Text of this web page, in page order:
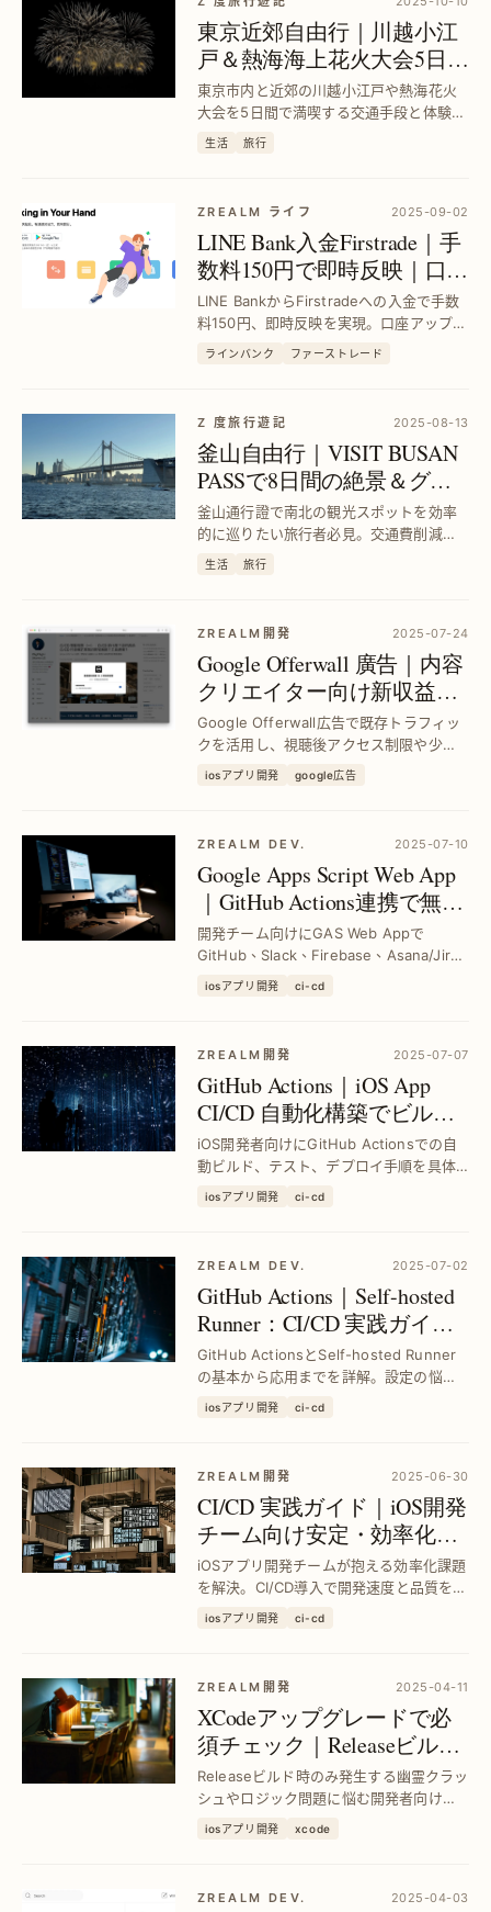
東京近郊自由行｜川越小江
戸＆熱海海上花火大会5日間
完全ガイド
東京市内と近郊の川越小江戸や熱海花火
大会を5日間で満喫する交通手段と体験方
法を詳しく解説。効率的な旅程で充実の
生活 旅行
ZREALM ライフ 2025-09-02
LINE Bank入金Firstrade｜手
数料150円で即時反映｜口座
アップグレード＆手数料補
助申請手順
LINE BankからFirstradeへの入金で手数
料150円、即時反映を実現。口座アップグ
レードと約定振替、手数料補助申請の全
ラインバンク ファーストレード
Z 度旅行遊記 2025-08-13
釜山自由行｜VISIT BUSAN
PASSで8日間の絶景＆グル
メ満喫ガイド
釜山通行證で南北の観光スポットを効率
的に巡りたい旅行者必見。交通費削減と
人気グルメ体験を両立し、ストレスフリ
生活 旅行
ZREALM開発 2025-07-24
Google Offerwall 廣告｜内容
クリエイター向け新収益モ
デルを徹底解説
Google Offerwall広告で既存トラフィッ
クを活用し、視聴後アクセス制限や少額
支援を実現。コンテンツ収益化の課題を
解決し、安定した収入増加を目指せま
iosアプリ開発 google広告
ZREALM DEV. 2025-07-10
Google Apps Script Web App
｜GitHub Actions連携で無料
CI/CD打包ツール構築｜跨
團隊共有を実現
開発チーム向けにGAS Web Appで
GitHub、Slack、Firebase、Asana/Jira
APIを連携し、中継プラットフォームを構
iosアプリ開発 ci-cd
ZREALM開発 2025-07-07
GitHub Actions｜iOS App
CI/CD 自動化構築でビルド
からデプロイまで最速実現
iOS開発者向けにGitHub Actionsでの自
動ビルド、テスト、デプロイ手順を具体
的に解説。手作業の負担を削減し、品質
iosアプリ開発 ci-cd
ZREALM DEV. 2025-07-02
GitHub Actions｜Self-hosted
Runner：CI/CD 実践ガイド
で自動化効率最大化
GitHub ActionsとSelf-hosted Runner
の基本から応用までを詳解。設定の悩み
を解消し、CI/CDパイプラインの自動化を
iosアプリ開発 ci-cd
ZREALM開発 2025-06-30
CI/CD 実践ガイド｜iOS開発
チーム向け安定・効率化の
秘訣と最適ツール選定
iOSアプリ開発チームが抱える効率化課題
を解決。CI/CD導入で開発速度と品質を向
上させる方法と具体的ツール選びを詳解
iosアプリ開発 ci-cd
ZREALM開発 2025-04-11
XCodeアップグレードで必
須チェック｜Releaseビルド
の幽霊クラッシュ対策とロ
ジック確認
Releaseビルド時のみ発生する幽霊クラッ
シュやロジック問題に悩む開発者向け
に、XCodeアップグレード時の効果的な
iosアプリ開発 xcode
ZREALM DEV. 2025-04-03